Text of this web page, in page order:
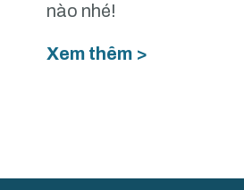
nào nhé!
Xem thêm >